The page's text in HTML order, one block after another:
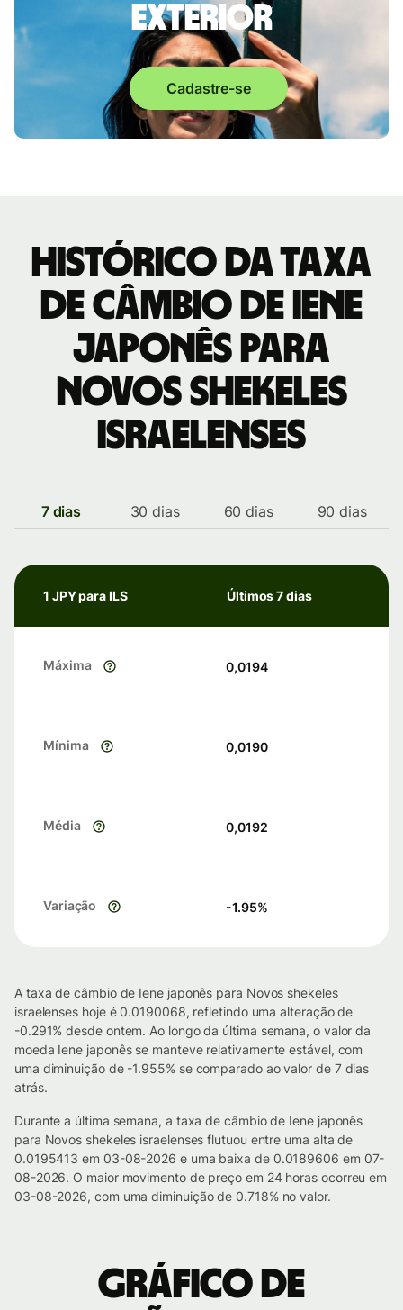
exterior
Cadastre-se
Histórico da taxa
de câmbio de Iene
japonês para
Novos shekeles
israelenses
7 dias 30 dias 60 dias 90 dias
1 JPY para ILS Últimos 7 dias
Máxima 0,0194
Mínima 0,0190
Média 0,0192
Variação -1.95%
A taxa de câmbio de Iene japonês para Novos shekeles
israelenses hoje é 0.0190068, refletindo uma alteração de
-0.291% desde ontem. Ao longo da última semana, o valor da
moeda Iene japonês se manteve relativamente estável, com
uma diminuição de -1.955% se comparado ao valor de 7 dias
atrás.
Durante a última semana, a taxa de câmbio de Iene japonês
para Novos shekeles israelenses flutuou entre uma alta de
0.0195413 em 03-08-2026 e uma baixa de 0.0189606 em 07-
08-2026. O maior movimento de preço em 24 horas ocorreu em
03-08-2026, com uma diminuição de 0.718% no valor.
Gráfico de